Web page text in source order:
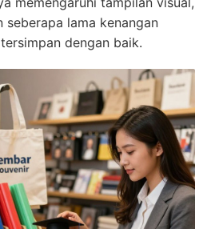
lama kenangan
dengan baik.